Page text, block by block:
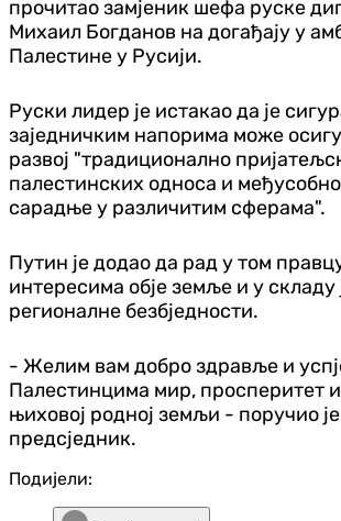
прочитао замјеник шефа руске
Михаил Богданов на догађају у
Палестине у Русији.
Руски лидер је истакао да је
заједничким напорима може
развој "традиционално
палестинских односа и
сарадње у различитим сферама".
Путин је додао да рад у том
интересима обје земље и у складу
регионалне безбједности.
- Желим вам добро здравље и
Палестинцима мир, просперитет
њиховој родној земљи - поручио
предсједник.
Подијели: